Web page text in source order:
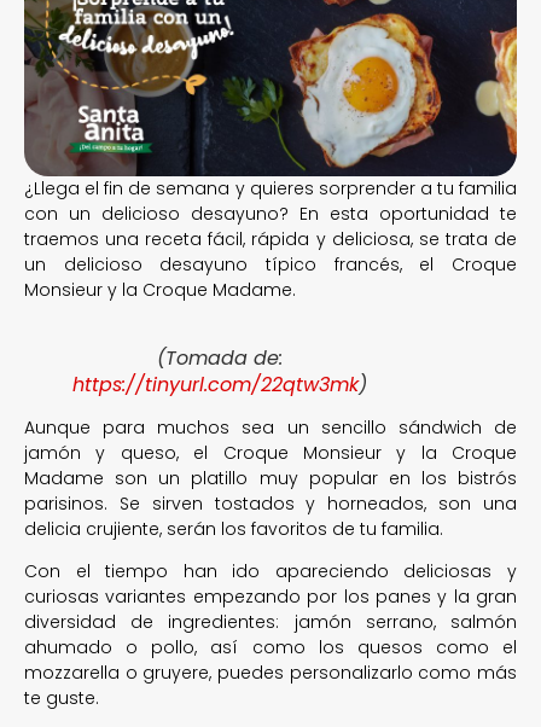
¿Llega el fin de semana y quieres sorprender a tu familia
con un delicioso desayuno? En esta oportunidad te
traemos una receta fácil, rápida y deliciosa, se trata de
un delicioso desayuno típico francés, el Croque
Monsieur y la Croque Madame.
(Tomada de:
https://tinyurl.com/22qtw3mk)
Aunque para muchos sea un sencillo sándwich de
jamón y queso, el Croque Monsieur y la Croque
Madame son un platillo muy popular en los bistrós
parisinos. Se sirven tostados y horneados, son una
delicia crujiente, serán los favoritos de tu familia.
Con el tiempo han ido apareciendo deliciosas y
curiosas variantes empezando por los panes y la gran
diversidad de ingredientes: jamón serrano, salmón
ahumado o pollo, así como los quesos como el
mozzarella o gruyere, puedes personalizarlo como más
te guste.